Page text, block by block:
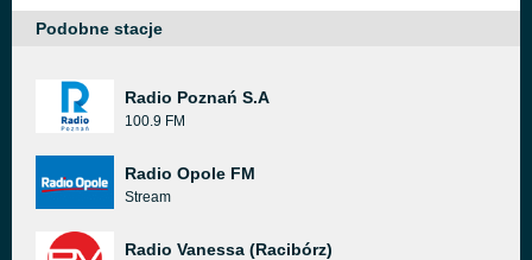
Podobne stacje
Radio Poznań S.A
100.9 FM
Radio Opole FM
Stream
Radio Vanessa (Racibórz)